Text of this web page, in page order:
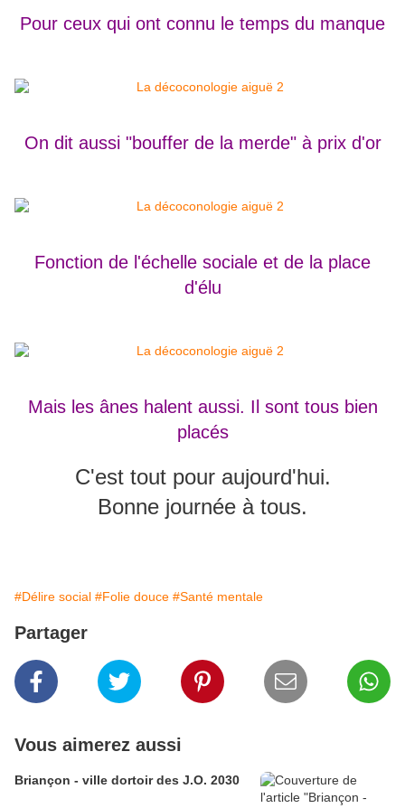
Pour ceux qui ont connu le temps du manque
On dit aussi "bouffer de la merde" à prix d'or
Fonction de l'échelle sociale et de la place
d'élu
Mais les ânes halent aussi. Il sont tous bien
placés
C'est tout pour aujourd'hui.
Bonne journée à tous.
#Délire social #Folie douce #Santé mentale
Partager
Vous aimerez aussi
Briançon - ville dortoir des J.O. 2030